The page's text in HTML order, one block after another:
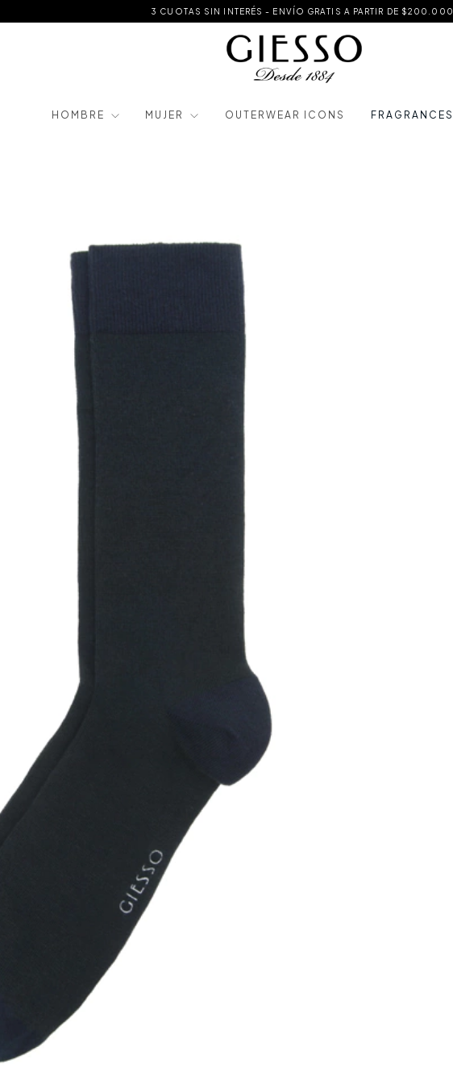
3 CUOTAS SIN INTERÉS - ENVÍO GRATIS A PARTIR DE $200.000
HOMBRE MUJER OUTERWEAR ICONS FRAGRANCES